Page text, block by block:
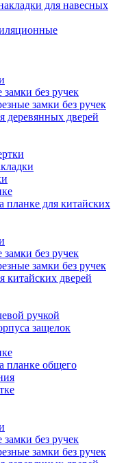
для навесных
без ручек
замки без ручек
деревянных дверей
планке для китайских
без ручек
замки без ручек
китайских дверей
ручкой
защелок
планке общего
без ручек
замки без ручек